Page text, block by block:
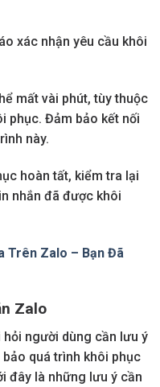
xác nhận yêu cầu khôi
mất vài phút, tùy thuộc
phục. Đảm bảo kết nối
này.
hoàn tất, kiểm tra lại
nhắn đã được khôi
Trên Zalo – Bạn Đã
Zalo
người dùng cần lưu ý
quá trình khôi phục
đây là những lưu ý cần